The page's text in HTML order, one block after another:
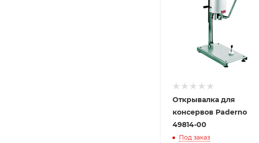
Открывалка для
консервов Paderno
49814-00
Под заказ